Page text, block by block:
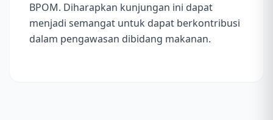
BPOM. Diharapkan kunjungan ini dapat
menjadi semangat untuk dapat berkontribusi
dalam pengawasan dibidang makanan.